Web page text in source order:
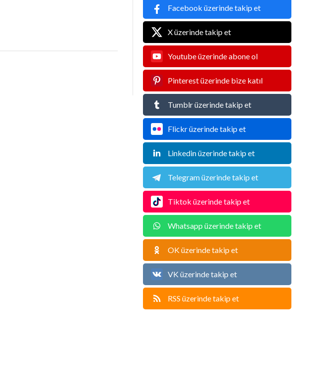
Facebook üzerinde takip et
X üzerinde takip et
Youtube üzerinde abone ol
Pinterest üzerinde bize katıl
Tumblr üzerinde takip et
Flickr üzerinde takip et
Linkedin üzerinde takip et
Telegram üzerinde takip et
Tiktok üzerinde takip et
Whatsapp üzerinde takip et
OK üzerinde takip et
VK üzerinde takip et
RSS üzerinde takip et